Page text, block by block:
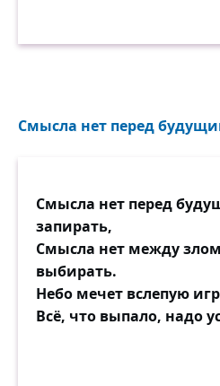
Смысла нет перед
Смысла нет перед
запирать,
Смысла нет между
выбирать.
Небо мечет вслепую
Всё, что выпало, надо